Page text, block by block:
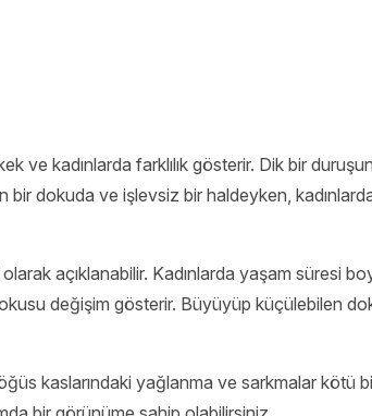
ve kadınlarda farklılık gösterir. Dik bir
dokuda ve işlevsiz bir haldeyken,
açıklanabilir. Kadınlarda yaşam süresi
değişim gösterir. Büyüyüp küçülebilen
kaslarındaki yağlanma ve sarkmalar kötü